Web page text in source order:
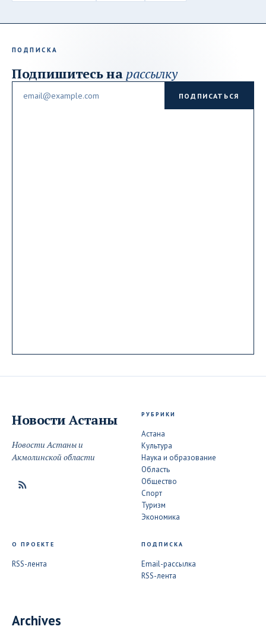
ПОДПИСКА
Подпишитесь на рассылку
ПОДПИСАТЬСЯ
Новости Астаны
Новости Астаны и
Акмолинской области
РУБРИКИ
Астана
Культура
Наука и образование
Область
Общество
Спорт
Туризм
Экономика
О ПРОЕКТЕ
RSS-лента
ПОДПИСКА
Email-рассылка
RSS-лента
Archives